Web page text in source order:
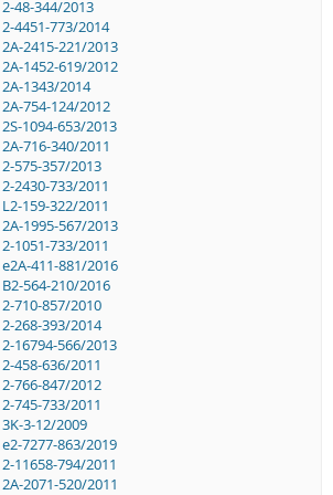
2-48-344/2013
2-4451-773/2014
2A-2415-221/2013
2A-1452-619/2012
2A-1343/2014
2A-754-124/2012
2S-1094-653/2013
2A-716-340/2011
2-575-357/2013
2-2430-733/2011
L2-159-322/2011
2A-1995-567/2013
2-1051-733/2011
e2A-411-881/2016
B2-564-210/2016
2-710-857/2010
2-268-393/2014
2-16794-566/2013
2-458-636/2011
2-766-847/2012
2-745-733/2011
3K-3-12/2009
e2-7277-863/2019
2-11658-794/2011
2A-2071-520/2011